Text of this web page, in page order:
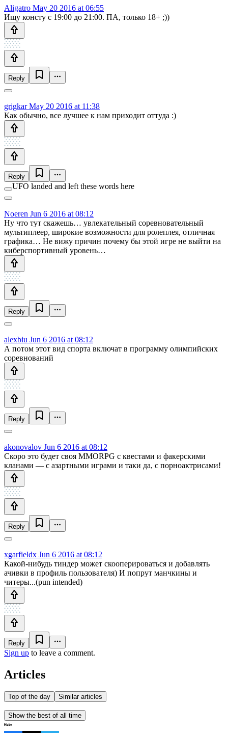
Aligatro May 20 2016 at 06:55
Ищу консту с 19:00 до 21:00. ПА, только 18+ ;))
Reply
grigkarMay 20 2016 at 11:38
Как обычно, все лучшее к нам приходит оттуда :)
Reply
UFO landed and left these words here
Noeren Jun 6 2016 at 08:12
Ну что тут скажешь… увлекательный соревновательный
мультиплеер, широкие возможности для ролеплея, отличная
графика… Не вижу причин почему бы этой игре не выйти на
киберспортивный уровень…
Reply
alexbiu Jun 6 2016 at 08:12
А потом этот вид спорта включат в программу олимпийских
соревнований
Reply
akonovalov Jun 6 2016 at 08:12
Скоро это будет своя MMORPG с квестами и факерскими
кланами — с азартными играми и таки да, с порноактрисами!
Reply
xgarfieldx Jun 6 2016 at 08:12
Какой-нибудь тиндер может скооперироваться и добавлять
ачивки в профиль пользователя) И попрут манчкины и
читеры...(pun intended)
Reply
Sign up to leave a comment.
Articles
Top of the day Similar articles
Show the best of all time